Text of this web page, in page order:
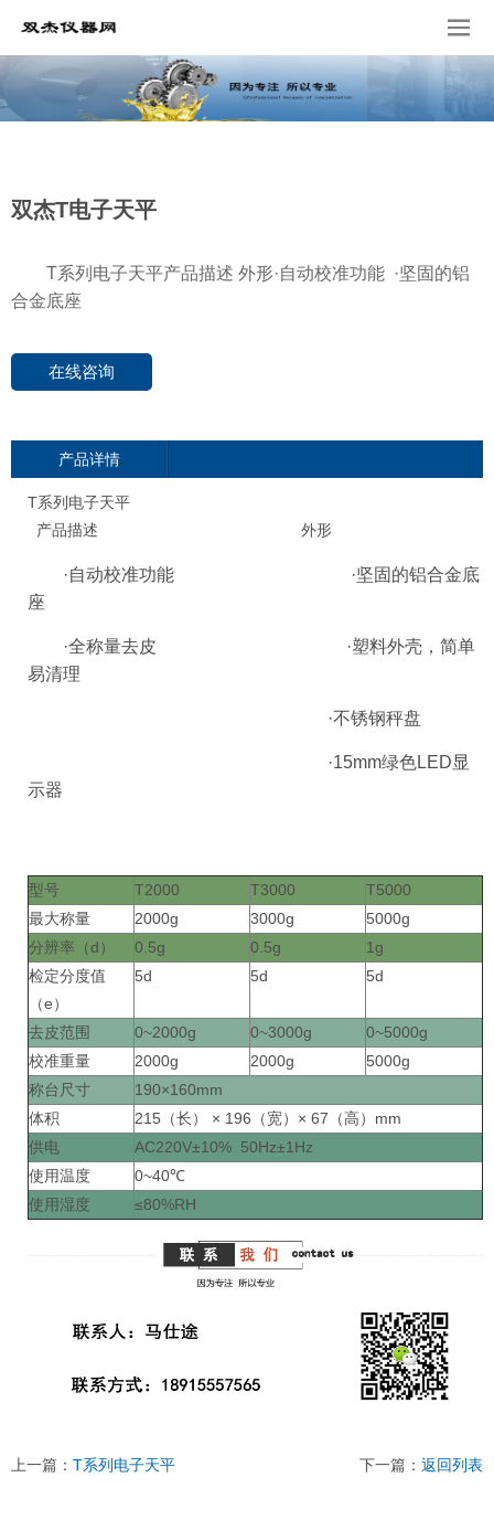
双杰T电子天平
T系列电子天平产品描述 外形·自动校准功能 ·坚固的铝
合金底座
在线咨询
产品详情
T系列电子天平
产品描述 外形
·自动校准功能 ·坚固的铝合金底
座
·全称量去皮 ·塑料外壳，简单
易清理
·不锈钢秤盘
·15mm绿色LED显
示器
型号 T2000 T3000
T5000
最大称量
2000g 3000g
5000g
分辨率（d）
0.5g 0.5g
1g
检定分度值
（e）
5d 5d 5d
去皮范围 0~2000g 0~3000g
0~5000g
校准重量
2000g 2000g
5000g
称台尺寸
190×160mm
体积
215（长） × 196（宽）× 67（高）mm
供电
AC220V±10% 50Hz±1Hz
使用温度
0~40℃
使用湿度
≤80%RH
上一篇： T系列电子天平 下一篇： 返回列表